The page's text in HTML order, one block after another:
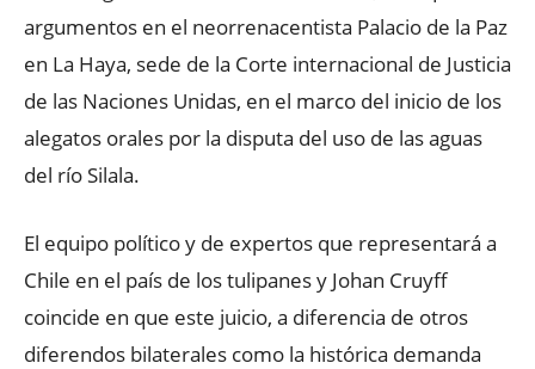
argumentos en el neorrenacentista Palacio de la Paz
en La Haya, sede de la Corte internacional de Justicia
de las Naciones Unidas, en el marco del inicio de los
alegatos orales por la disputa del uso de las aguas
del río Silala.
El equipo político y de expertos que representará a
Chile en el país de los tulipanes y Johan Cruyff
coincide en que este juicio, a diferencia de otros
diferendos bilaterales como la histórica demanda